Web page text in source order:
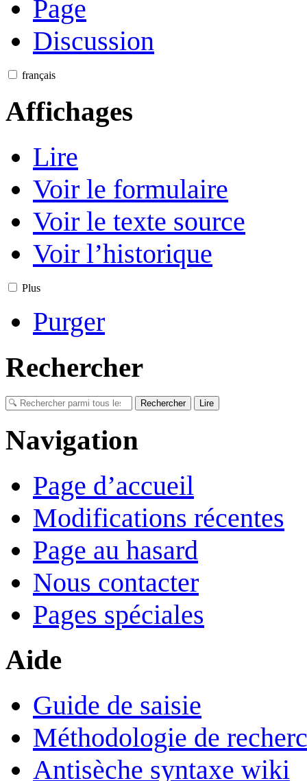
Page
Discussion
français
Affichages
Lire
Voir le formulaire
Voir le texte source
Voir l’historique
Plus
Purger
Rechercher
Navigation
Page d’accueil
Modifications récentes
Page au hasard
Nous contacter
Pages spéciales
Aide
Guide de saisie
Méthodologie de
Antisèche syntaxe wiki